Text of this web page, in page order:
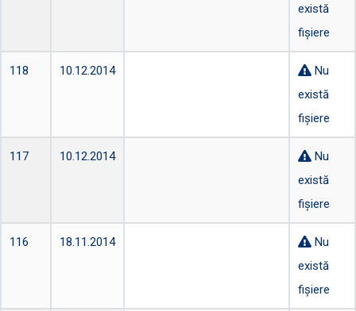
există
fișiere
118 10.12.2014
Nu
există
fișiere
117 10.12.2014
Nu
există
fișiere
116 18.11.2014
Nu
există
fișiere